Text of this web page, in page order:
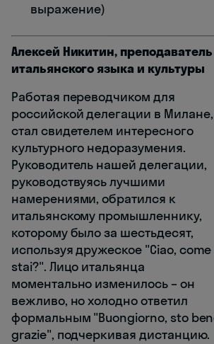
выражение)
Алексей Никитин, преподаватель
итальянского языка и культуры
Работая переводчиком для
российской делегации в Милане,
стал свидетелем интересного
культурного недоразумения.
Руководитель нашей делегации,
руководствуясь лучшими
намерениями, обратился к
итальянскому промышленнику,
которому было за шестьдесят,
используя дружеское "Ciao, come
stai?". Лицо итальянца
моментально изменилось – он
вежливо, но холодно ответил
формальным "Buongiorno, sto
grazie", подчеркивая дистанцию.